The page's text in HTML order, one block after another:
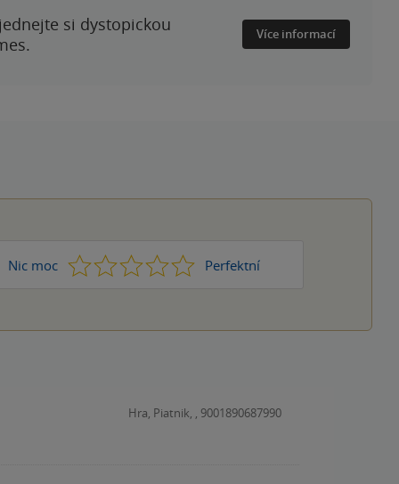
si dystopickou
Více informací
Nic moc 1 2 3 4 Perfektní
5
Hra, Piatnik, , 9001890687990